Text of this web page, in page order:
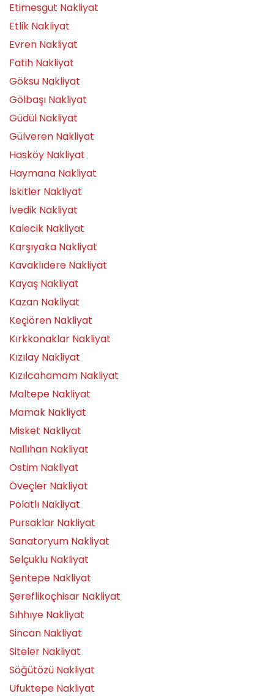
Etimesgut Nakliyat
Etlik Nakliyat
Evren Nakliyat
Fatih Nakliyat
Göksu Nakliyat
Gölbaşı Nakliyat
Güdül Nakliyat
Gülveren Nakliyat
Hasköy Nakliyat
Haymana Nakliyat
İskitler Nakliyat
İvedik Nakliyat
Kalecik Nakliyat
Karşıyaka Nakliyat
Kavaklıdere Nakliyat
Kayaş Nakliyat
Kazan Nakliyat
Keçiören Nakliyat
Kırkkonaklar Nakliyat
Kızılay Nakliyat
Kızılcahamam Nakliyat
Maltepe Nakliyat
Mamak Nakliyat
Misket Nakliyat
Nallıhan Nakliyat
Ostim Nakliyat
Öveçler Nakliyat
Polatlı Nakliyat
Pursaklar Nakliyat
Sanatoryum Nakliyat
Selçuklu Nakliyat
Şentepe Nakliyat
Şereflikoçhisar Nakliyat
Sıhhıye Nakliyat
Sincan Nakliyat
Siteler Nakliyat
Söğütözü Nakliyat
Ufuktepe Nakliyat